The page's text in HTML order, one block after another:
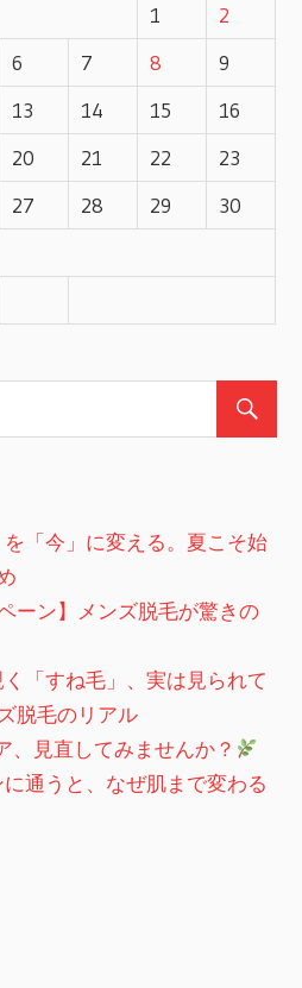
1
2
6 7 8
9
13 14 15
16
20 21 22
23
27 28 29
30
を「今」に変える。夏こそ始
ーン】メンズ脱毛が驚きの
「すね毛」、実は見られて
脱毛のリアル
、見直してみませんか？
通うと、なぜ肌まで変わる